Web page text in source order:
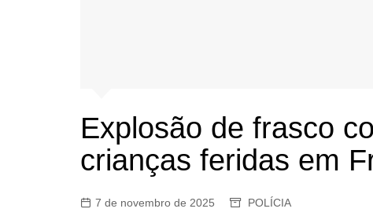
Explosão de frasco
crianças feridas em
7 de novembro de 2025 POLÍCIA